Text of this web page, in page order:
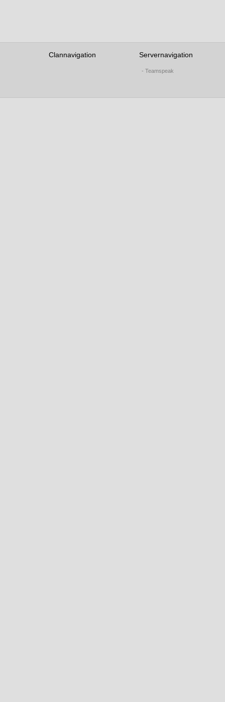
Clannavigation Servernavigation
- Teamspeak